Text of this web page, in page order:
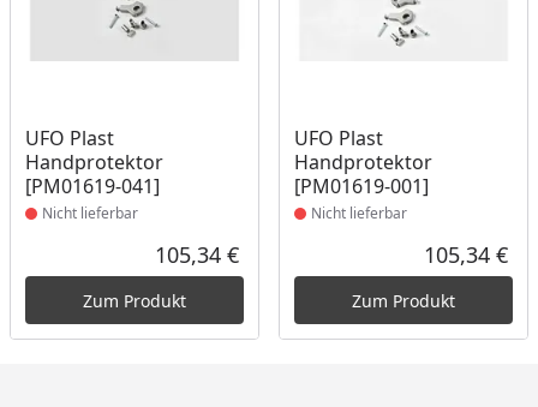
UFO Plast
Handprotektor
[PM01619-041]
Produkt nicht lieferbar
Nicht lieferbar
Aktueller Preis
105,34 €
Zum Produkt
UFO Plast
Handprotektor
[PM01619-001]
Produkt nicht lieferbar
Nicht lieferbar
105,34 €
Zum Produkt